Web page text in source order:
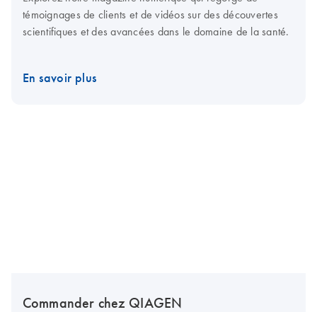
témoignages de clients et de vidéos sur des découvertes
scientifiques et des avancées dans le domaine de la santé.
En savoir plus
Commander chez QIAGEN